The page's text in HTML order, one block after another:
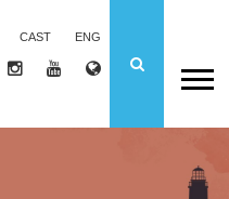
CAST ENG